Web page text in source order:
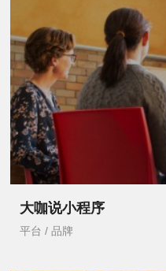
大咖说小程序
平台 / 品牌